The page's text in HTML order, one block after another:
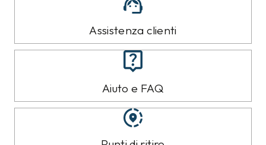
Assistenza clienti
Aiuto e FAQ